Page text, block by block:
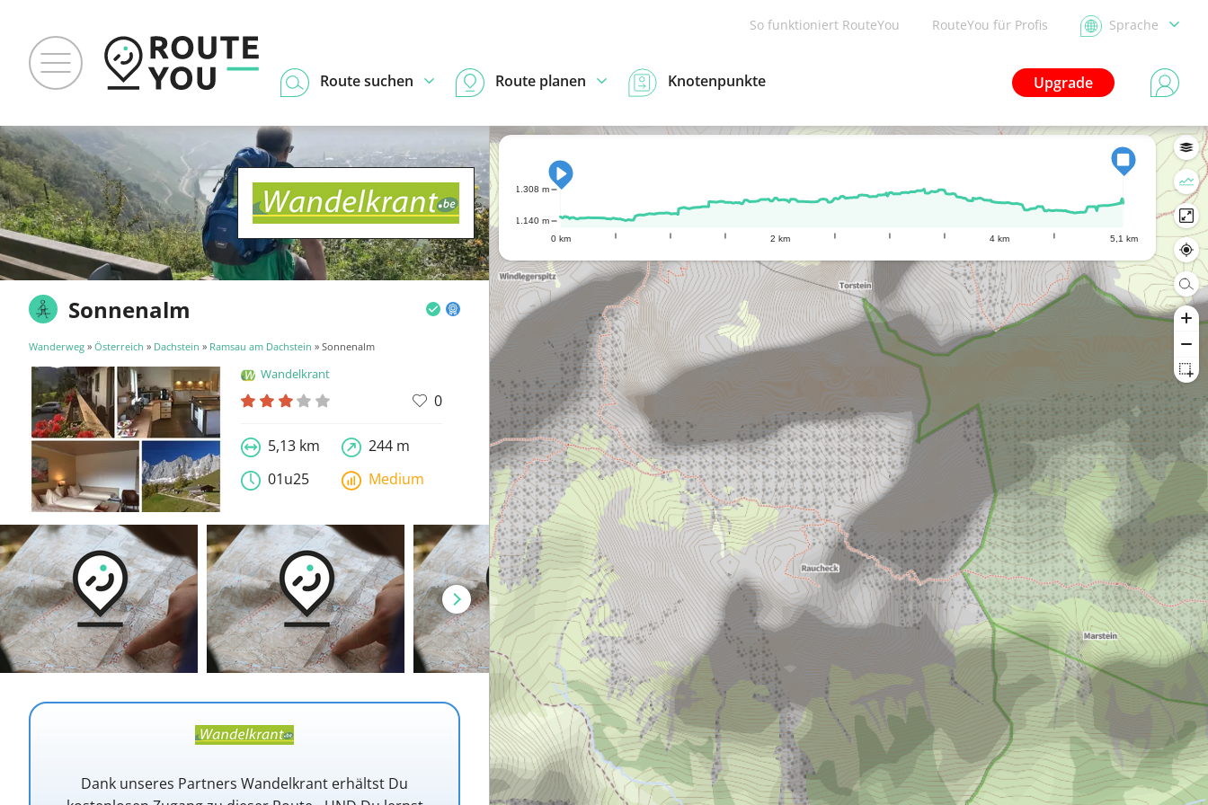
So funktioniert RouteYou RouteYou für Profis Sprache
Upgrade
Route suchen Route planen Knotenpunkte
Sonnenalm
Wanderweg » Österreich » Dachstein » Ramsau am Dachstein » Sonnenalm
Wandelkrant
0
5,13 km
244 m
01u25
Medium
Dank unseres Partners Wandelkrant erhältst Du
0 km 2 km 4 km 5,1 km
1.140 m
1.308 m